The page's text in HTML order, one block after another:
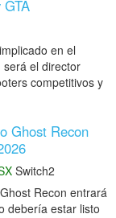
en el
será el director
competitivos y
Ghost Recon
Switch2
Recon entrará
debería estar listo